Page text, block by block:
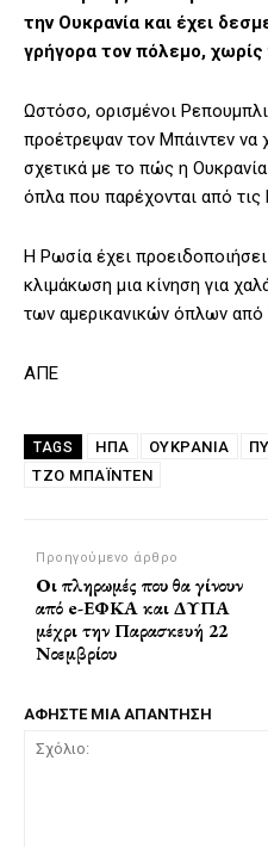
την Ουκρανία και έχει
γρήγορα τον πόλεμο,
Ωστόσο, ορισμένοι
προέτρεψαν τον Μπάιντεν να
σχετικά με το πώς η
όπλα που παρέχονται από
Η Ρωσία έχει
κλιμάκωση μια κίνηση για
των αμερικανικών όπλων από
ΑΠΕ
TAGS ΗΠΑ ΟΥΚΡΑΝΙΑ
ΤΖΟ ΜΠΆΙΝΤΕΝ
Προηγούμενο άρθρο
Οι πληρωμές που θα γίνουν
από e-ΕΦΚΑ και ΔΥΠΑ
μέχρι την Παρασκευή 22
Νοεμβρίου
ΑΦΗΣΤΕ ΜΙΑ ΑΠΑΝΤΗΣΗ